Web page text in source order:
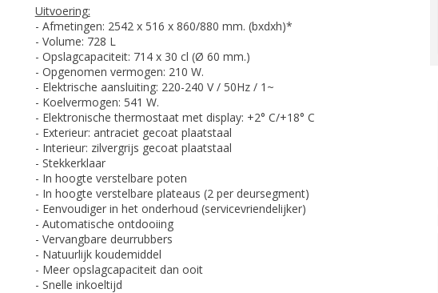
Uitvoering:
- Afmetingen: 2542 x 516 x 860/880 mm. (bxdxh)*
- Volume: 728 L
- Opslagcapaciteit: 714 x 30 cl (Ø 60 mm.)
- Opgenomen vermogen: 210 W.
- Elektrische aansluiting: 220-240 V / 50Hz / 1~
- Koelvermogen: 541 W.
- Elektronische thermostaat met display: +2° C/+18° C
- Exterieur: antraciet gecoat plaatstaal
- Interieur: zilvergrijs gecoat plaatstaal
- Stekkerklaar
- In hoogte verstelbare poten
- In hoogte verstelbare plateaus (2 per deursegment)
- Eenvoudiger in het onderhoud (servicevriendelijker)
- Automatische ontdooiing
- Vervangbare deurrubbers
- Natuurlijk koudemiddel
- Meer opslagcapaciteit dan ooit
- Snelle inkoeltijd